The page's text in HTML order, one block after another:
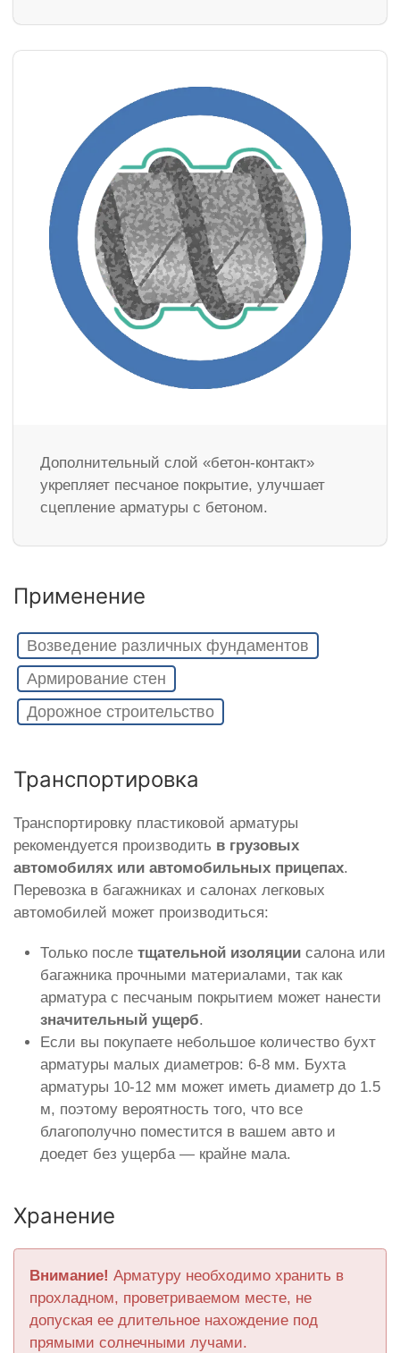
Дополнительный слой «бетон-контакт»
укрепляет песчаное покрытие, улучшает
сцепление арматуры с бетоном.
Применение
Возведение различных фундаментов
Армирование стен
Дорожное строительство
Транспортировка
Транспортировку пластиковой арматуры
рекомендуется производить в грузовых
автомобилях или автомобильных прицепах.
Перевозка в багажниках и салонах легковых
автомобилей может производиться:
Только после тщательной изоляции салона или
багажника прочными материалами, так как
арматура с песчаным покрытием может нанести
значительный ущерб.
Если вы покупаете небольшое количество бухт
арматуры малых диаметров: 6-8 мм. Бухта
арматуры 10-12 мм может иметь диаметр до 1.5
м, поэтому вероятность того, что все
благополучно поместится в вашем авто и
доедет без ущерба — крайне мала.
Хранение
Внимание! Арматуру необходимо хранить в
прохладном, проветриваемом месте, не
допуская ее длительное нахождение под
прямыми солнечными лучами.